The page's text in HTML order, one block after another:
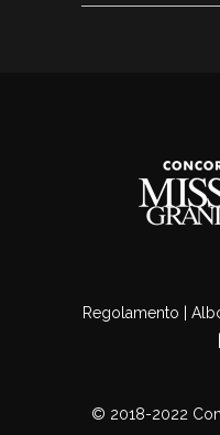
Regolamento
© 2018-2022